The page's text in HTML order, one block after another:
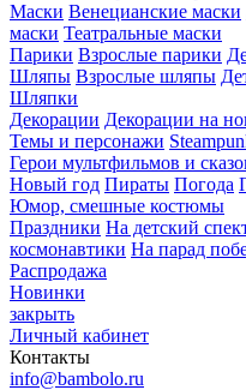
Маски Венецианские маски
маски Театральные маски
Парики Взрослые парики
Шляпы Взрослые шляпы
Шляпки
Декорации Декорации на
Темы и персонажи
Герои мультфильмов и
Новый год Пираты Погода
Юмор, смешные костюмы
Праздники На детский
космонавтики На парад
Распродажа
Новинки
закрыть
Личный кабинет
Контакты
info@bambolo.ru